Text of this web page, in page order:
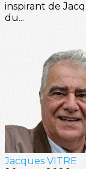
inspirant de
du...
Jacques VITRE